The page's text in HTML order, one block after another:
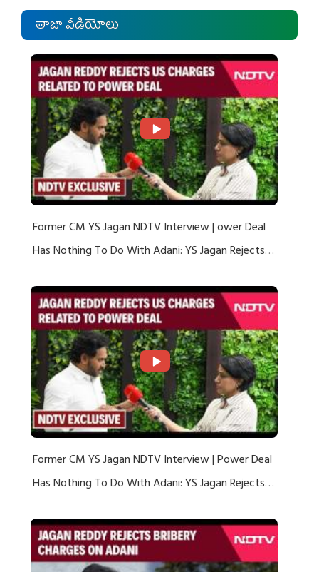
తాజా వీడియోలు
Former CM YS Jagan NDTV Interview | ower Deal
Has Nothing To Do With Adani: YS Jagan Rejects
Former CM YS Jagan NDTV Interview | Power Deal
Has Nothing To Do With Adani: YS Jagan Rejects